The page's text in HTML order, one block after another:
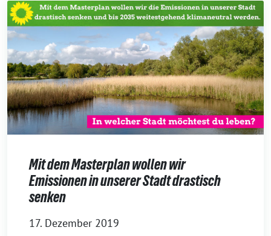
Mit dem Masterplan wollen wir
Emissionen in unserer Stadt drastisch
senken
17. Dezember 2019